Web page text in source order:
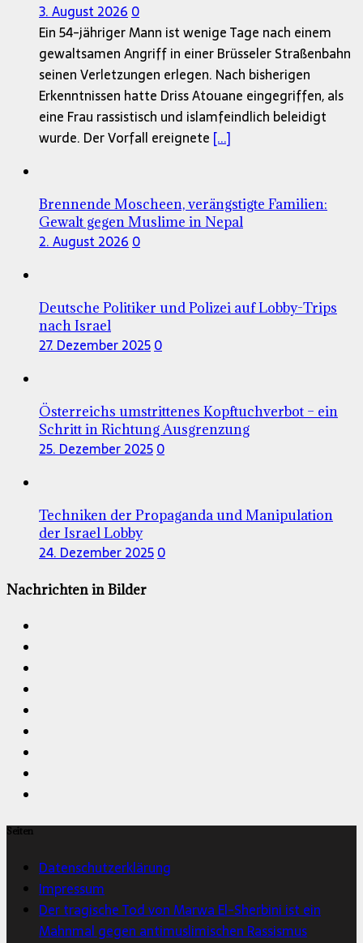
3. August 20260
Ein 54-jähriger Mann ist wenige Tage nach einem
gewaltsamen Angriff in einer Brüsseler Straßenbahn
seinen Verletzungen erlegen. Nach bisherigen
Erkenntnissen hatte Driss Atouane eingegriffen, als
eine Frau rassistisch und islamfeindlich beleidigt
wurde. Der Vorfall ereignete [...]
Brennende Moscheen, verängstigte Familien:
Gewalt gegen Muslime in Nepal
2. August 20260
Deutsche Politiker und Polizei auf Lobby-Trips
nach Israel
27. Dezember 20250
Österreichs umstrittenes Kopftuchverbot – ein
Schritt in Richtung Ausgrenzung
25. Dezember 20250
Techniken der Propaganda und Manipulation
der Israel Lobby
24. Dezember 20250
Nachrichten in Bilder
Seiten
Datenschutzerklärung
Impressum
Der tragische Tod von Marwa El-Sherbini ist ein
Mahnmal gegen antimuslimischen Rassismus